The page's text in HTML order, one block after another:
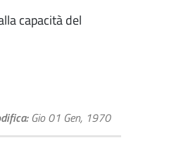
capacità del
Gio 01 Gen, 1970